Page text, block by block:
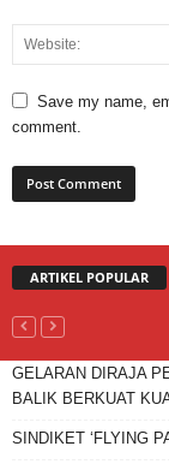
Save my name,
comment.
ARTIKEL POPULAR
GELARAN DIRAJA
BALIK BERKUAT
SINDIKET ‘FLYING